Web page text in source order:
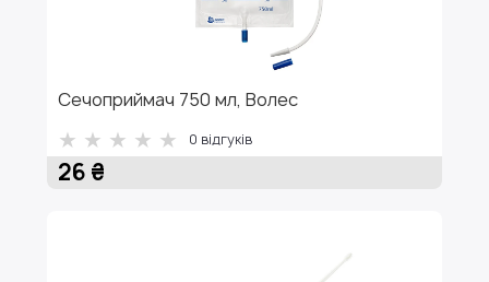
Сечоприймач 750 мл, Волес
0 відгуків
26 ₴